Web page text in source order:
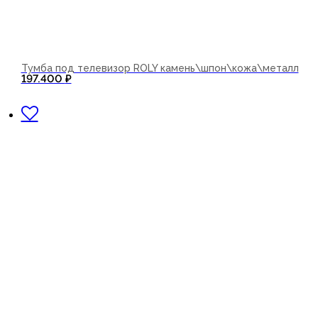
Тумба под телевизор ROLY камень\шпон\кожа\металл
197.400 ₽